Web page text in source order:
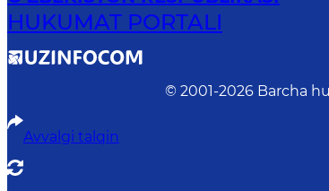
HUKUMAT PORTALI
© 2001-2026 Barcha
Avvalgi talqin